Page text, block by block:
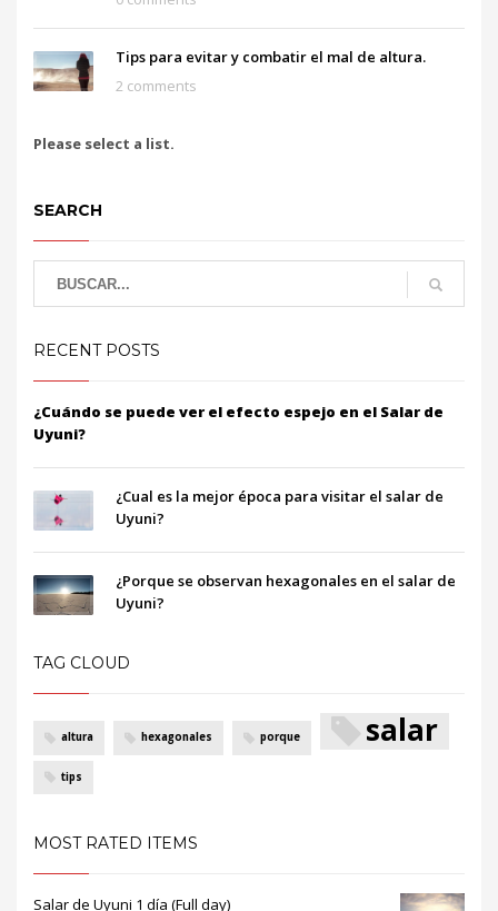
Tips para evitar y combatir el mal de altura.
2 comments
Please select a list.
SEARCH
RECENT POSTS
¿Cuándo se puede ver el efecto espejo en el Salar de
Uyuni?
¿Cual es la mejor época para visitar el salar de
Uyuni?
¿Porque se observan hexagonales en el salar de
Uyuni?
TAG CLOUD
altura hexagonales porque salar
tips
MOST RATED ITEMS
Salar de Uyuni 1 día (Full day)